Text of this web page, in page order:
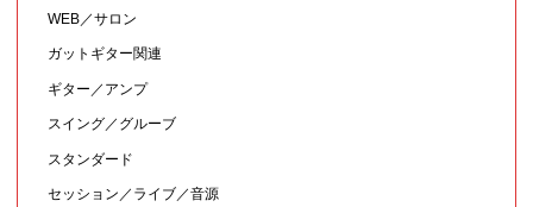
WEB／サロン
ガットギター関連
ギター／アンプ
スイング／グルーブ
スタンダード
セッション／ライブ／音源